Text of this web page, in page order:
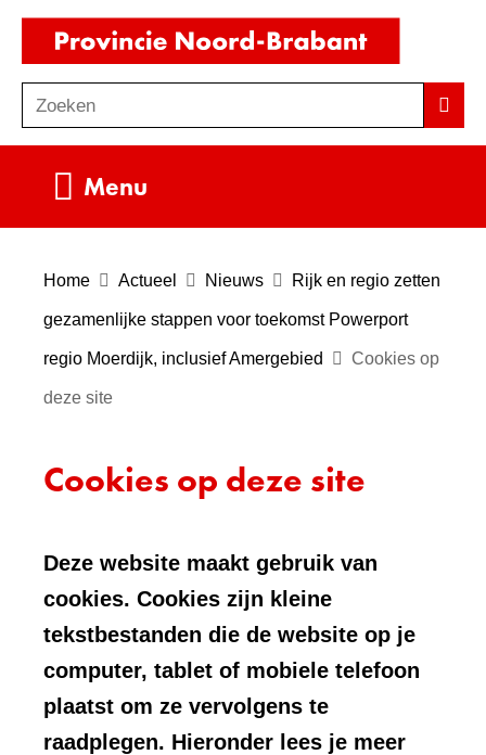
Ga
de
inhoud
o
e
Zoeken
Menu
Home Actueel Nieuws Rijk en regio zetten
gezamenlijke stappen voor toekomst Powerport
regio Moerdijk, inclusief Amergebied Cookies op
deze site
Cookies op deze site
Deze website maakt gebruik van
cookies. Cookies zijn kleine
tekstbestanden die de website op je
computer, tablet of mobiele telefoon
plaatst om ze vervolgens te
raadplegen. Hieronder lees je meer